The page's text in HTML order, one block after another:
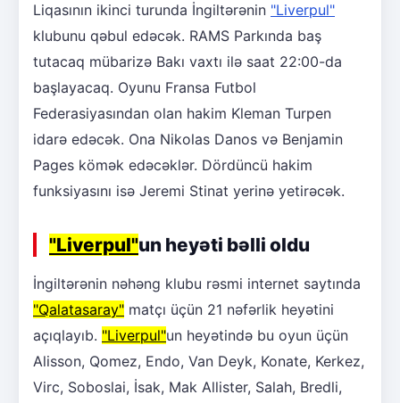
Liqasının ikinci turunda İngiltərənin "Liverpul"
klubunu qəbul edəcək. RAMS Parkında baş
tutacaq mübarizə Bakı vaxtı ilə saat 22:00-da
başlayacaq. Oyunu Fransa Futbol
Federasiyasından olan hakim Kleman Turpen
idarə edəcək. Ona Nikolas Danos və Benjamin
Pages kömək edəcəklər. Dördüncü hakim
funksiyasını isə Jeremi Stinat yerinə yetirəcək.
"Liverpul"un heyəti bəlli oldu
İngiltərənin nəhəng klubu rəsmi internet saytında
"Qalatasaray" matçı üçün 21 nəfərlik heyətini
açıqlayıb. "Liverpul"un heyətində bu oyun üçün
Alisson, Qomez, Endo, Van Deyk, Konate, Kerkez,
Virc, Soboslai, İsak, Mak Allister, Salah, Bredli,